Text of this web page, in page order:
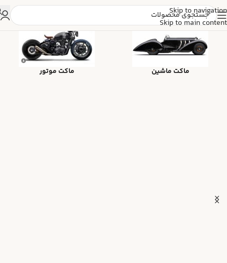
Skip to navigation
Skip to main content
ماکت ماشین ماکت موتور